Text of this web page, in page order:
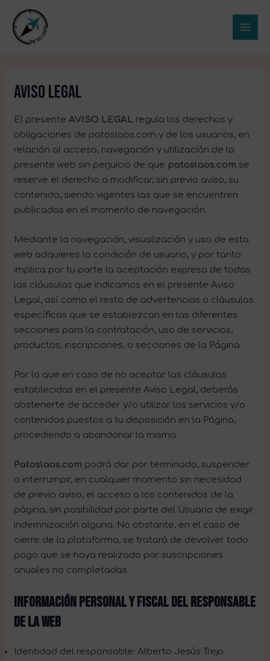
contenido
AVISO LEGAL
El presenteAVISO LEGAL regula los derechos y
obligaciones de patoslaos.com y de los usuarios, en
relación al acceso, navegación y utilización de la
presente web sin perjuicio de que patoslaos.com se
reserve el derecho a modificar, sin previo aviso, su
contenido, siendo vigentes las que se encuentren
publicadas en el momento de navegación.
Mediante la navegación, visualización y uso de esta
web adquieres la condición de usuario, y por tanto
implica por tu parte la aceptación expresa de todas
las cláusulas que indicamos en el presente Aviso
Legal, así como el resto de advertencias o cláusulas
específicas que se establezcan en las diferentes
secciones para la contratación, uso de servicios,
productos, inscripciones, o secciones de la Página.
Por lo que en caso de no aceptar las cláusulas
establecidas en el presente Aviso Legal, deberás
abstenerte de acceder y/o utilizar los servicios y/o
contenidos puestos a tu disposición en la Página,
procediendo a abandonar la misma.
Patoslaos.com podrá dar por terminado, suspender
o interrumpir, en cualquier momento sin necesidad
de previo aviso, el acceso a los contenidos de la
página, sin posibilidad por parte del Usuario de exigir
indemnización alguna. No obstante, en el caso de
cierre de la plataforma, se tratará de devolver todo
pago que se haya realizado por suscripciones
anuales no completadas.
INFORMACIÓN PERSONAL Y FISCAL DEL RESPONSABLE
DE LA WEB
Identidad del responsable: Alberto Jesús Trejo